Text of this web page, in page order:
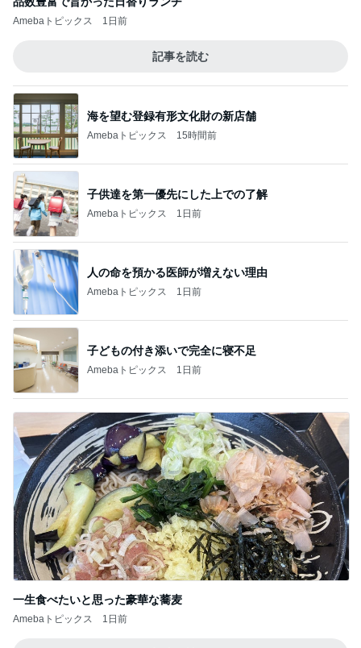
Amebaトピックス 1日前
記事を読む
海を望む登録有形文化財の新店舗
Amebaトピックス 15時間前
子供達を第一優先にした上での了解
Amebaトピックス 1日前
人の命を預かる医師が増えない理由
Amebaトピックス 1日前
子どもの付き添いで完全に寝不足
Amebaトピックス 1日前
一生食べたいと思った豪華な蕎麦
Amebaトピックス 1日前